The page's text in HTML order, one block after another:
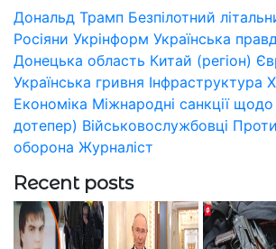
Дональд Трамп Безпілотний
Росіяни Укрінформ Українська
Донецька область Китай (регіон)
Українська гривня Інфраструктура
Економіка Міжнародні санкції
дотепер) Військовослужбовці
оборона Журналіст
Recent posts